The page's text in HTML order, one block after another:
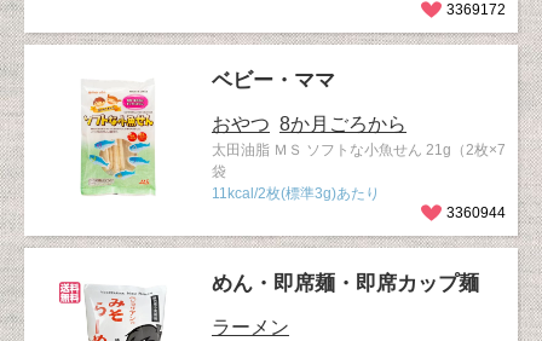
3369172
ベビー・ママ
おやつ 8か月ごろから
太田油脂 ＭＳ ソフトな小魚せん 21g（2枚×7
袋
11kcal/2枚(標準3g)あたり
3360944
めん・即席麺・即席カップ麺
ラーメン